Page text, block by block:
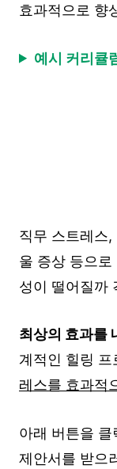
효과적으로 향
예시 커리큘
직무 스트레스
울 증상 등으
성이 떨어질까
최상의 효과를
계적인 힐링 프
레스를 효과적
아래 버튼을
제안서를 받으